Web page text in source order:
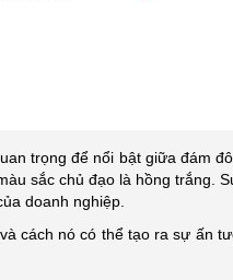
trọng để nổi bật giữa đám
sắc chủ đạo là hồng trắng.
doanh nghiệp.
cách nó có thể tạo ra sự ấn